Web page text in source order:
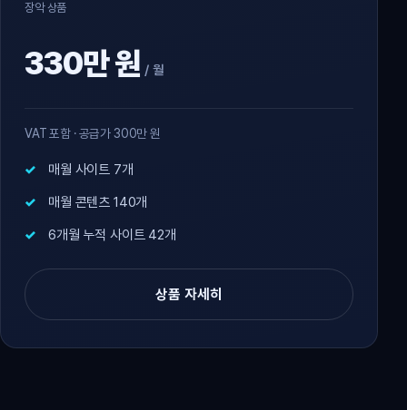
장악 상품
330만 원 / 월
VAT 포함 · 공급가 300만 원
매월 사이트 7개
매월 콘텐츠 140개
6개월 누적 사이트 42개
상품 자세히